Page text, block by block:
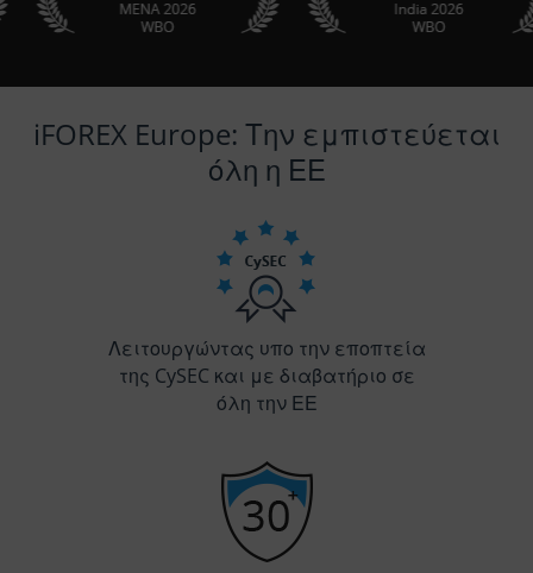
iFOREX Europe: Την εμπιστεύεται
όλη η ΕΕ
Λειτουργώντας υπο την εποπτεία
της CySEC και με διαβατήριο σε
όλη την ΕΕ